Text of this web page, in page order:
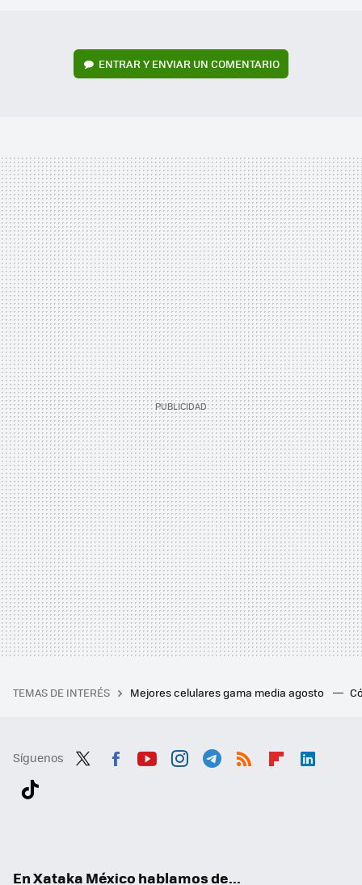
ENTRAR Y ENVIAR UN COMENTARIO
TEMAS DE INTERÉS Mejores celulares gama media agosto
Síguenos
En Xataka México hablamos de...